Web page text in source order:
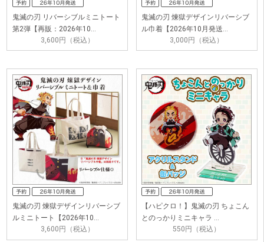
鬼滅の刃 リバーシブルミニトート
第2弾【再販：2026年10…
3,600円（税込）
鬼滅の刃 煉獄デザインリバーシブ
ル巾着【2026年10月発送…
3,000円（税込）
鬼滅の刃 煉獄デザインリバーシブ
ルミニトート【2026年10…
3,600円（税込）
【ハピクロ！】鬼滅の刃 ちょこん
とのっかりミニキャラ …
550円（税込）